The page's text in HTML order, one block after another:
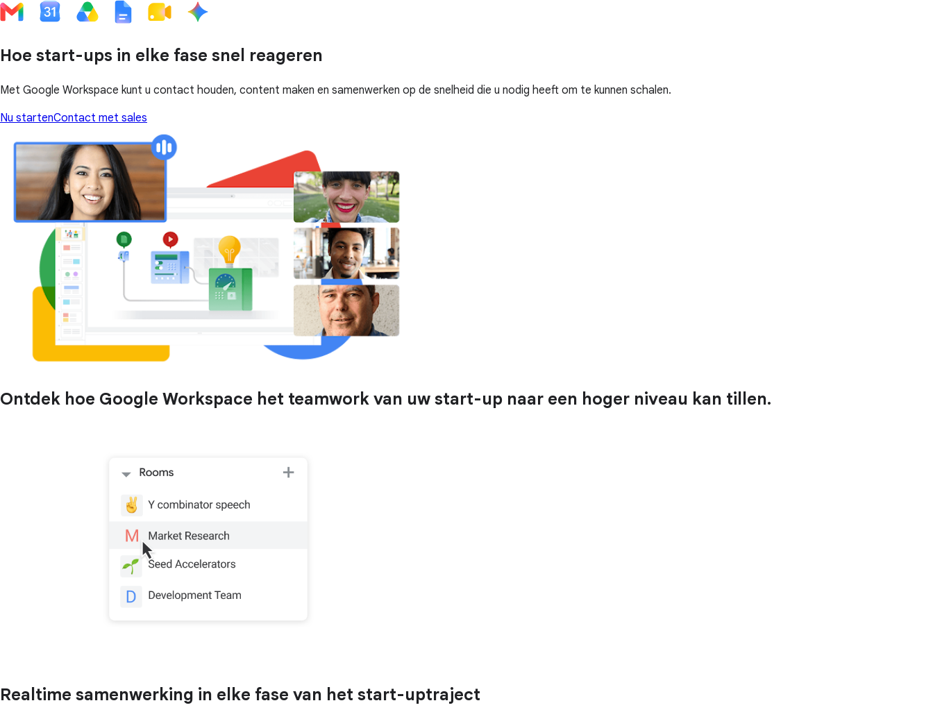
Hoe start-ups in elke fase snel reageren
Met Google Workspace kunt u contact houden, content maken en samenwerken op de snelheid die u nodig heeft om te kunnen schalen.
Nu startenContact met sales
Ontdek hoe Google Workspace het teamwork van uw start-up naar een hoger niveau kan tillen.
Realtime samenwerking in elke fase van het start-uptraject